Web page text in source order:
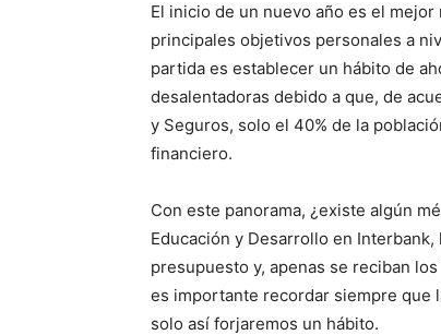
El inicio de un nuevo año es el
principales objetivos personales a
partida es establecer un hábito de
desalentadoras debido a que, de
y Seguros, solo el 40% de la
financiero.
Con este panorama, ¿existe algún
Educación y Desarrollo en
presupuesto y, apenas se reciban
es importante recordar siempre que
solo así forjaremos un hábito.